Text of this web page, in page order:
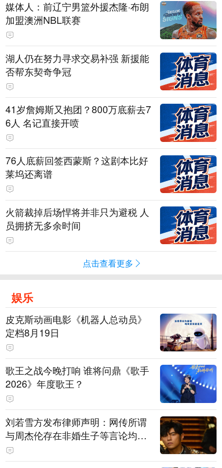
媒体人：前辽宁男篮外援杰隆·布朗
加盟澳洲NBL联赛
湖人仍在努力寻求交易补强 新援能
否帮东契奇争冠
41岁詹姆斯又抱团？800万底薪去7
6人 名记直接开喷
76人底薪回签西蒙斯？这剧本比好
莱坞还离谱
火箭裁掉后场悍将并非只为避税 人
员拥挤无多余时间
点击查看更多
娱乐
皮克斯动画电影《机器人总动员》
定档8月19日
歌王之战今晚打响 谁将问鼎《歌手
2026》年度歌王？
刘若雪方发布律师声明：网传所谓
与周杰伦存在非婚生子等言论均为
不实信息